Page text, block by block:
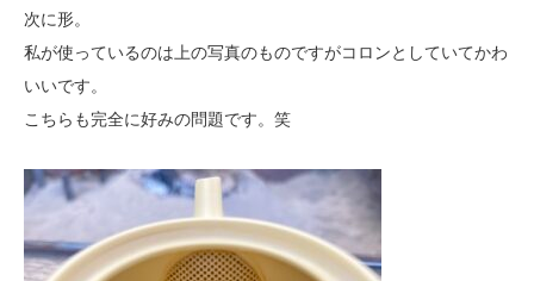
次に形。
私が使っているのは上の写真のものですがコロンとしていてかわ
いいです。
こちらも完全に好みの問題です。笑